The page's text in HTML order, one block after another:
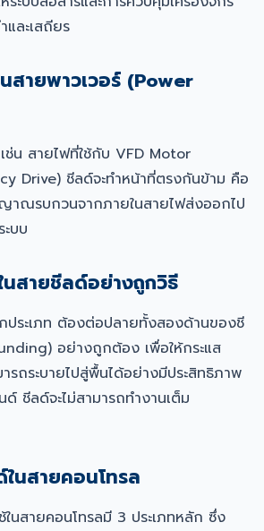
ละเสถียร
สายพาวเวอร์ (Power
ช่น สายไฟที่ใช้กับ VFD Motor
Drive) ชีลด์จะทำหน้าที่ตรงกันข้าม คือ
าณรบกวนจากภายในสายไฟส่งออกไป
บบ
นสายชีลด์อย่างถูกวิธี
ระเภท ต้องต่อปลายทั้งสองด้านของชี
อย่างถูกต้อง เพื่อให้กระแส
ระบายไปสู่พื้นได้อย่างมีประสิทธิภาพ
ชีลด์จะไม่สามารถทำงานเต็ม
นสายคอนโทรล
นสายคอนโทรลมี 3 ประเภทหลัก ซึ่ง